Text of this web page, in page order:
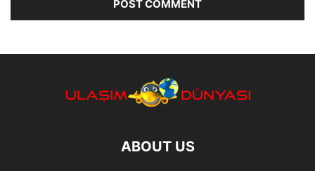
ABOUT US